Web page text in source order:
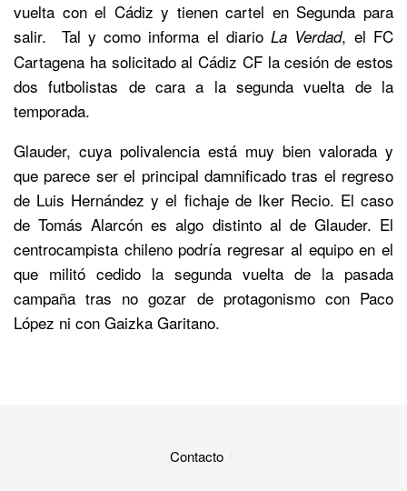
vuelta con el Cádiz y tienen cartel en Segunda para
salir. Tal y como informa el diarioLa Verdad, el FC
Cartagena ha solicitado al Cádiz CF la cesión de estos
dos futbolistas de cara a la segunda vuelta de la
temporada.
Glauder, cuya polivalencia está muy bien valorada y
que parece ser el principal damnificado tras el regreso
de Luis Hernández y el fichaje de Iker Recio. El caso
de Tomás Alarcón es algo distinto al de Glauder. El
centrocampista chileno podría regresar al equipo en el
que militó cedido la segunda vuelta de la pasada
campaña tras no gozar de protagonismo con Paco
López ni con Gaizka Garitano.
Contacto